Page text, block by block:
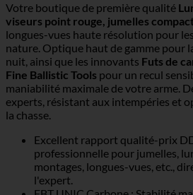
Votre boutique de première qualité
viseurs point rouge, jumelles
longues-vues haute résolution pour
nature. Optique haut de gamme pour
nuit, ainsi que les innovants Futs de
Fine Ballistic Tools pour un recul
maniabilité maximale de votre arme.
experts, résistant aux intempéries et
la chasse.
Excellent rapport qualité-prix
professionnelle pour jumelles,
montages, longues-vues, etc.,
l'expert.